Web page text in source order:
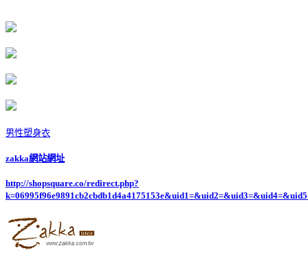
男性塑身衣
zakka網站網址
http://shopsquare.co/redirect.php?